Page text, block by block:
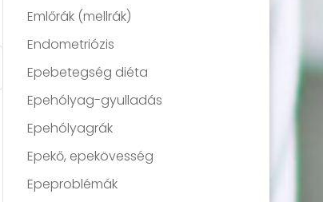
Emlőrák (mellrák)
Endometriózis
Epebetegség diéta
Epehólyag-gyulladás
Epehólyagrák
Epekő, epekövesség
Epeproblémák